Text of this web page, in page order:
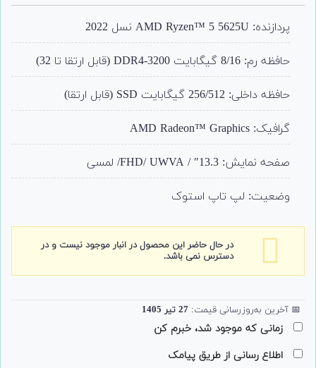
امتیاز
مشتری
پردازنده: AMD Ryzen™ 5 5625U نسل 2022
حافظه رم: 8/16 گیگابایت DDR4-3200 (قابل ارتقا تا 32)
حافظه داخلی: 256/512 گیگابایت SSD (قابل ارتقا)
گرافیک: AMD Radeon™ Graphics
صفحه نمایش: 13.3″ / FHD/ UWVA/ لمسی
وضعیت: لپ تاپ استوک
در حال حاضر این محصول در انبار موجود نیست و در
دسترس نمی باشد.
📅 آخرین به‌روزرسانی قیمت: 27 تیر 1405
زمانی که موجود شد، خبرم کن
اطلاع رسانی از طریق پیامک